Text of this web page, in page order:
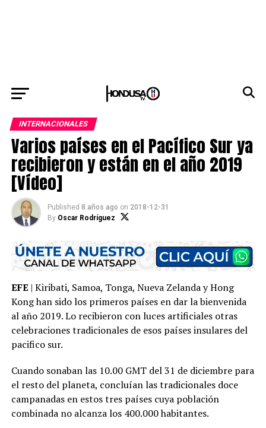
INTERNACIONALES
Varios países en el Pacífico Sur ya
recibieron y están en el año 2019
[Vídeo]
Published 8 años ago on 2018-12-31
By Oscar Rodríguez
EFE | Kiribati, Samoa, Tonga, Nueva Zelanda y Hong
Kong han sido los primeros países en dar la bienvenida
al año 2019. Lo recibieron con luces artificiales otras
celebraciones tradicionales de esos países insulares del
pacifico sur.
Cuando sonaban las 10.00 GMT del 31 de diciembre para
el resto del planeta, concluían las tradicionales doce
campanadas en estos tres países cuya población
combinada no alcanza los 400.000 habitantes.